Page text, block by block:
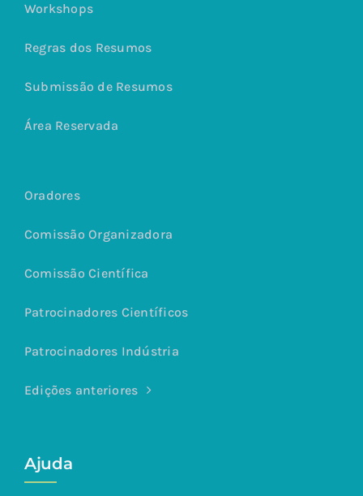
Workshops
Regras dos Resumos
Submissão de Resumos
Área Reservada
Oradores
Comissão Organizadora
Comissão Científica
Patrocinadores Científicos
Patrocinadores Indústria
Edições anteriores
Ajuda